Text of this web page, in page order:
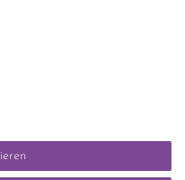
unterliegt gem. § 25a
ein Ausweis der
erfolgt nicht.)